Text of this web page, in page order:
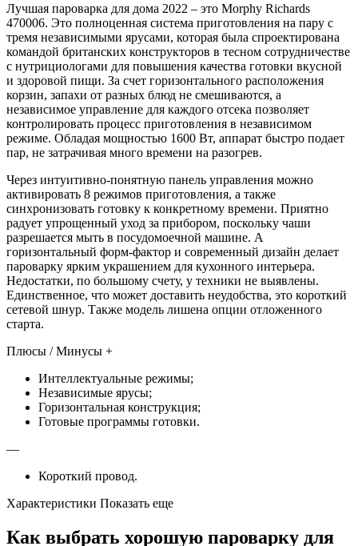
Лучшая пароварка для дома 2022 – это Morphy Richards
470006. Это полноценная система приготовления на пару с
тремя независимыми ярусами, которая была спроектирована
командой британских конструкторов в тесном сотрудничестве
с нутрициологами для повышения качества готовки вкусной
и здоровой пищи. За счет горизонтального расположения
корзин, запахи от разных блюд не смешиваются, а
независимое управление для каждого отсека позволяет
контролировать процесс приготовления в независимом
режиме. Обладая мощностью 1600 Вт, аппарат быстро подает
пар, не затрачивая много времени на разогрев.
Через интуитивно-понятную панель управления можно
активировать 8 режимов приготовления, а также
синхронизовать готовку к конкретному времени. Приятно
радует упрощенный уход за прибором, поскольку чаши
разрешается мыть в посудомоечной машине. А
горизонтальный форм-фактор и современный дизайн делает
пароварку ярким украшением для кухонного интерьера.
Недостатки, по большому счету, у техники не выявлены.
Единственное, что может доставить неудобства, это короткий
сетевой шнур. Также модель лишена опции отложенного
старта.
Плюсы / Минусы +
Интеллектуальные режимы;
Независимые ярусы;
Горизонтальная конструкция;
Готовые программы готовки.
—
Короткий провод.
Характеристики Показать еще
Как выбрать хорошую пароварку для